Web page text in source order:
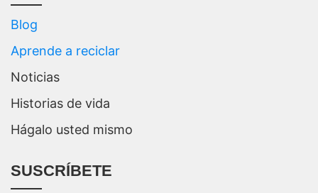
Blog
Aprende a reciclar
Noticias
Historias de vida
Hágalo usted mismo
SUSCRÍBETE